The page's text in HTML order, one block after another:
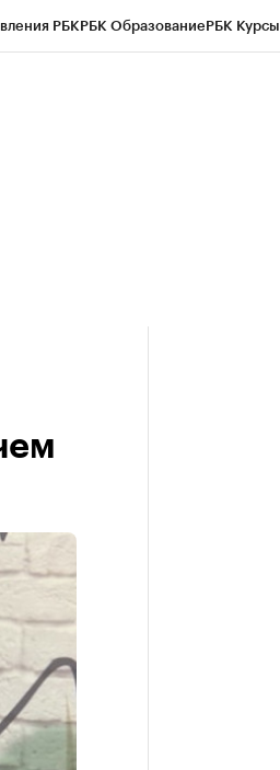
РБКРБК ОбразованиеРБК Курсы